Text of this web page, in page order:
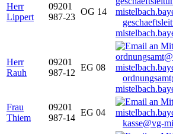
Herr
Lippert
09201
987-23
OG 14
Herr
Rauh
09201
987-12
EG 08
Frau
Thiem
09201
987-14
EG 04
kasse@vg-